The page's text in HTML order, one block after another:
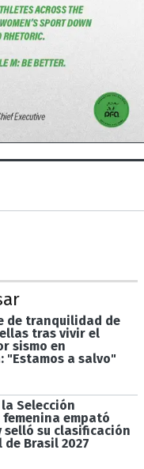
de tranquilidad de
tras vivir el
sismo en
"Estamos a salvo"
Selección
empató
selló su clasificación
de Brasil 2027